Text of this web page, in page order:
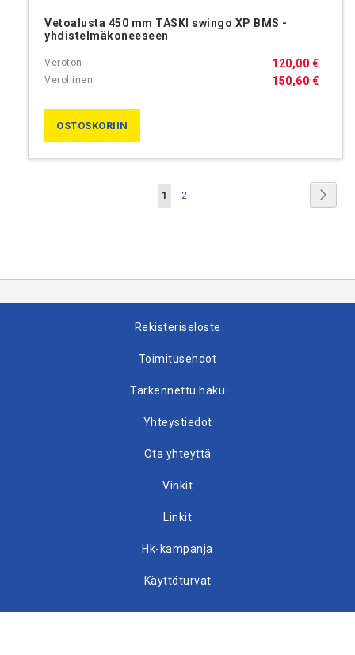
Vetoalusta 450 mm TASKI swingo XP BMS -
yhdistelmäkoneeseen
150,60 €
120,00 €
OSTOSKORIIN
Sivu
You're
1 Sivu
2
Rekisteriseloste
Toimitusehdot
Tarkennettu haku
Yhteystiedot
Ota yhteyttä
Vinkit
Linkit
Hk-kampanja
Käyttöturvat